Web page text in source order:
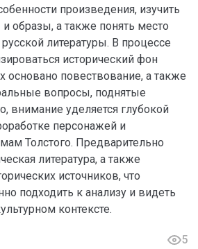
произведения, изучить
образы, а также понять место
литературы. В процессе
исторический фон
основано повествование, а также
вопросы, поднятые
внимание уделяется глубокой
персонажей и
Толстого. Предварительно
литература, а также
источников, что
подходить к анализу и видеть
контексте.
5